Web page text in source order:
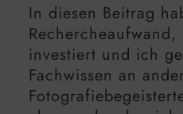
In diesen Beitrag
investiert und ich
Fachwissen an